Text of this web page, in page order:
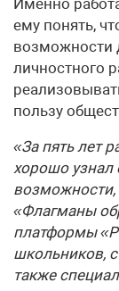
ему понять,
возможности
личностного
пользу
«За пять лет
хорошо узнал
возможности,
«Флагманы
платформы
школьников,
также